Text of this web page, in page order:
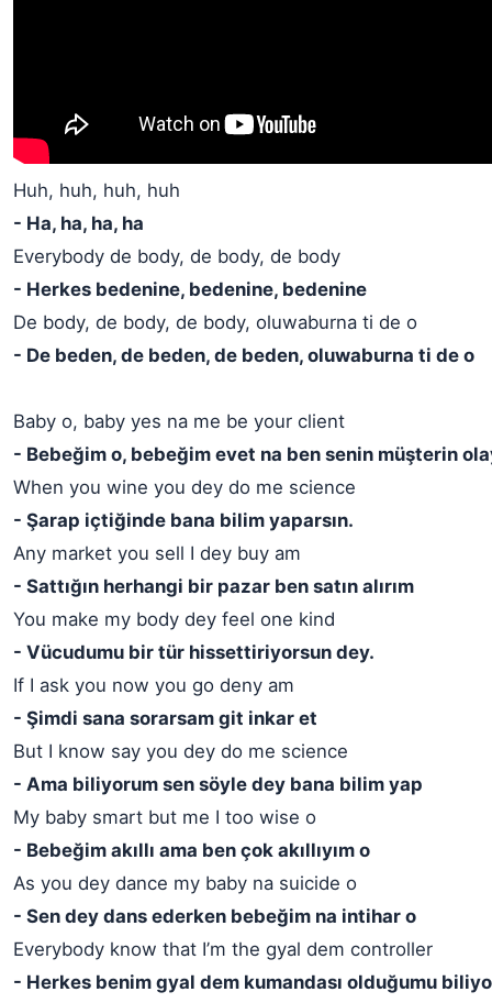
Huh, huh, huh, huh
- Ha, ha, ha, ha
Everybody de body, de body, de body
- Herkes bedenine, bedenine, bedenine
De body, de body, de body, oluwaburna ti de o
- De beden, de beden, de beden, oluwaburna ti de o
Baby o, baby yes na me be your client
- Bebeğim o, bebeğim evet na ben senin müşterin
When you wine you dey do me science
- Şarap içtiğinde bana bilim yaparsın.
Any market you sell I dey buy am
- Sattığın herhangi bir pazar ben satın alırım
You make my body dey feel one kind
- Vücudumu bir tür hissettiriyorsun dey.
If I ask you now you go deny am
- Şimdi sana sorarsam git inkar et
But I know say you dey do me science
- Ama biliyorum sen söyle dey bana bilim yap
My baby smart but me I too wise o
- Bebeğim akıllı ama ben çok akıllıyım o
As you dey dance my baby na suicide o
- Sen dey dans ederken bebeğim na intihar o
Everybody know that I’m the gyal dem controller
- Herkes benim gyal dem kumandası olduğumu